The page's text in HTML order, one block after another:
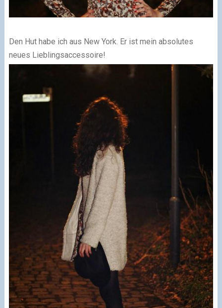
Den Hut habe ich aus New York. Er ist mein absolutes
neues Lieblingsaccessoire!